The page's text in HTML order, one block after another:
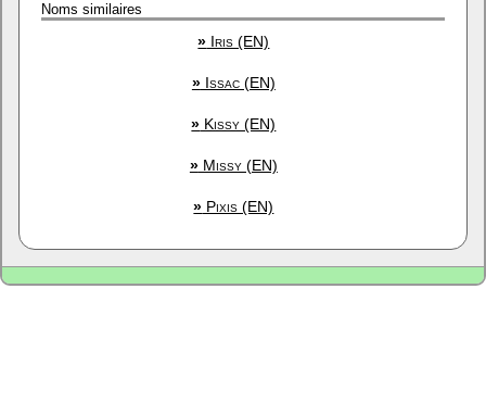
Noms similaires
» Iris (EN)
»Issac (EN)
» Kissy (EN)
»Missy (EN)
» Pixis (EN)